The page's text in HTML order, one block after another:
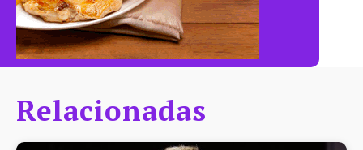
Relacionadas